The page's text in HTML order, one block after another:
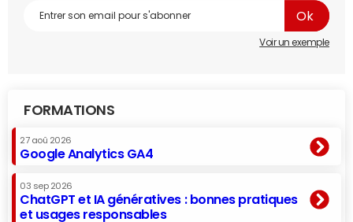
Voir un exemple
FORMATIONS
27 aoû 2026
Google Analytics GA4
03 sep 2026
ChatGPT et IA génératives : bonnes pratiques
et usages responsables